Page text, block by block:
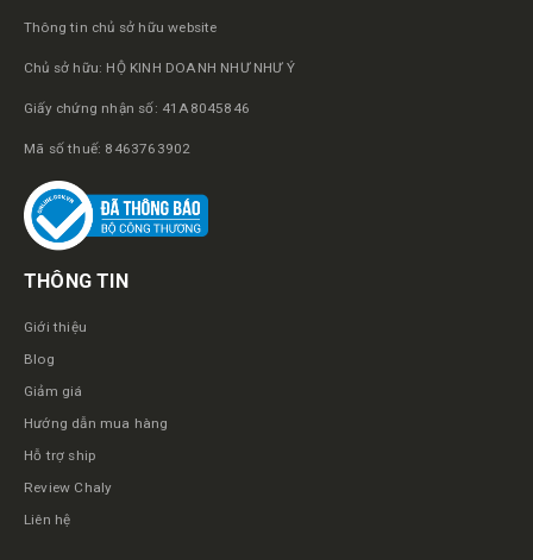
Thông tin chủ sở hữu website
Chủ sở hữu: HỘ KINH DOANH NHƯ NHƯ Ý
Giấy chứng nhận số: 41A8045846
Mã số thuế: 8463763902
THÔNG TIN
Giới thiệu
Blog
Giảm giá
Hướng dẫn mua hàng
Hỗ trợ ship
Review Chaly
Liên hệ